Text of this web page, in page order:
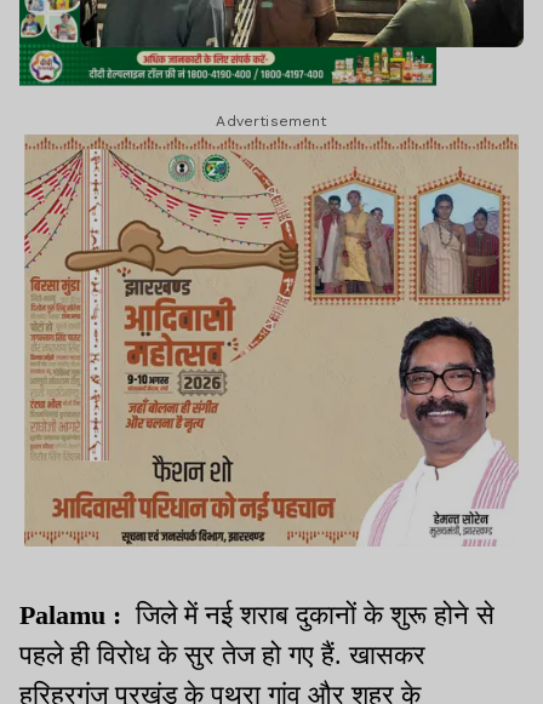
Advertisement
Palamu : जिले में नई शराब दुकानों के शुरू होने से
पहले ही विरोध के सुर तेज हो गए हैं. खासकर
हरिहरगंज प्रखंड के पथरा गांव और शहर के